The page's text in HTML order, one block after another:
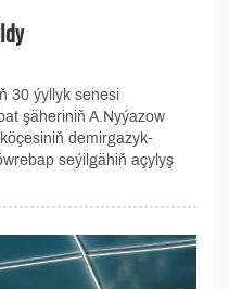
30 ýyllyk senesi
şäheriniň A.Nyýazow
demirgazyk-
seýilgähiň açylyş